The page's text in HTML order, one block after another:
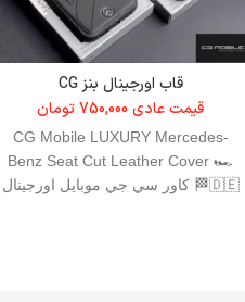
قاب اورجینال بنز CG
قیمت عادی750,000 تومان
CG Mobile LUXURY Mercedes-
Benz Seat Cut Leather Cover 🏎
🏁🇩🇪 كاور سي جي موبايل اورجينال